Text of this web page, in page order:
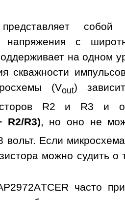
напряжения с
на одном
скважности
(Vout)
R2 и R3 и
R2/R3) , но оно не
вольт. Если
можно судить о
часто